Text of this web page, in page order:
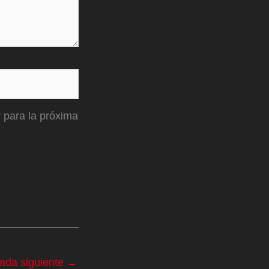
la próxima
siguiente →